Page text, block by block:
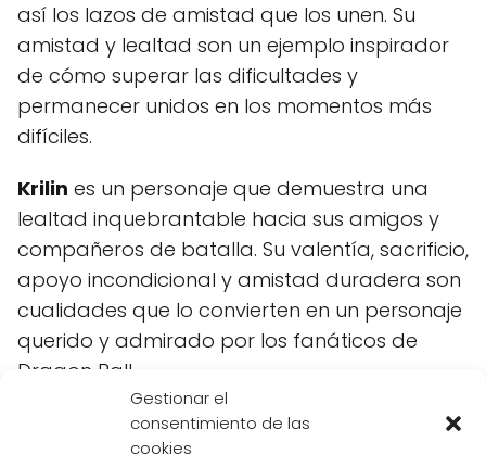
Gestionar el
consentimiento de las
cookies
así los lazos de amistad que los unen. Su
amistad y lealtad son un ejemplo inspirador
de cómo superar las dificultades y
permanecer unidos en los momentos más
difíciles.
Krilin es un personaje que demuestra una
lealtad inquebrantable hacia sus amigos y
compañeros de batalla. Su valentía, sacrificio,
apoyo incondicional y amistad duradera son
cualidades que lo convierten en un personaje
querido y admirado por los fanáticos de
Dragon Ball.